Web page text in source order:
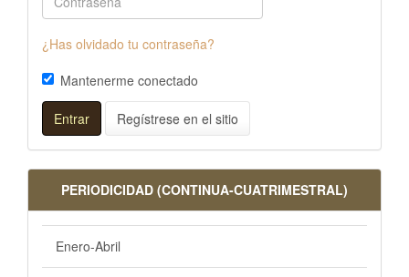
¿Has olvidado tu contraseña?
Mantenerme conectado
Entrar Regístrese en el sitio
PERIODICIDAD (CONTINUA-CUATRIMESTRAL)
Enero-Abril